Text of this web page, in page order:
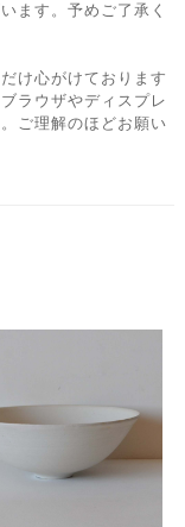
ます。予めご了承く
け心がけております
ラウザやディスプレ
ご理解のほどお願い